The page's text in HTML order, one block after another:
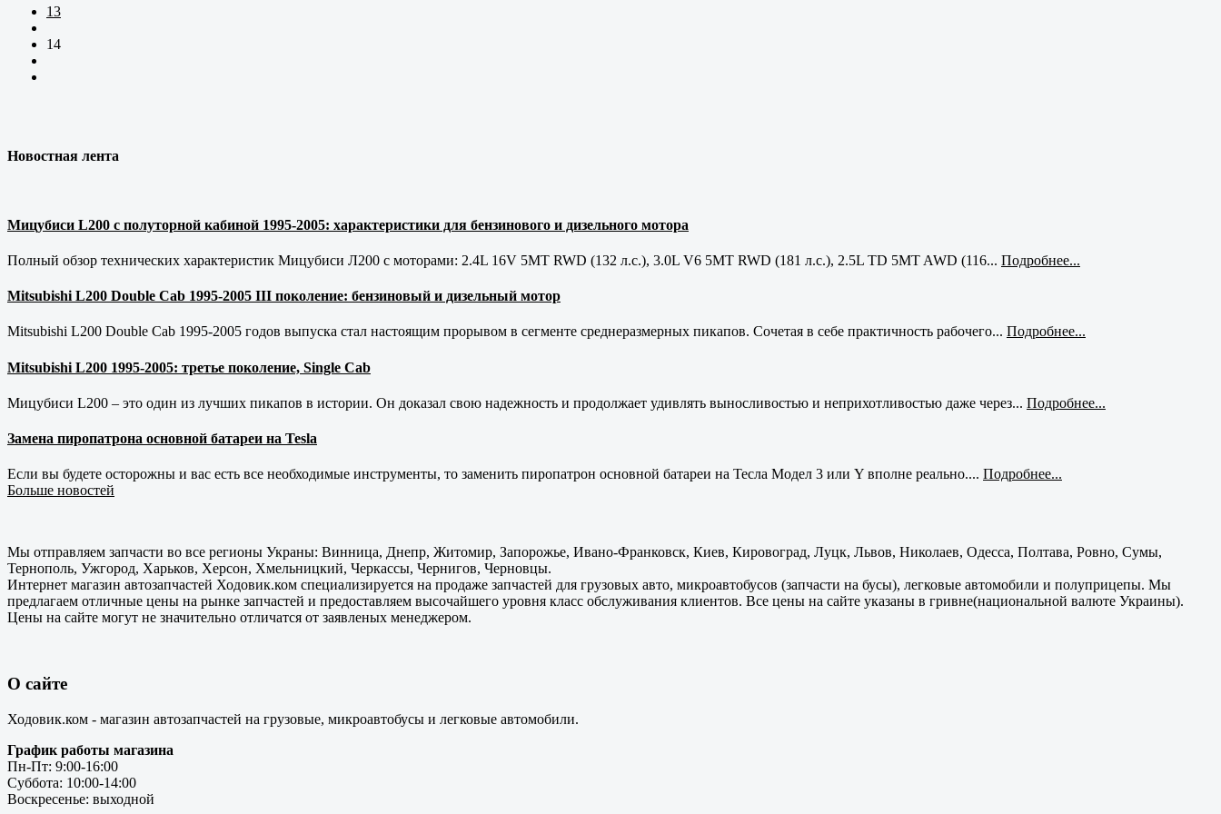
13
14
Новостная лента
Мицубиси L200 с полуторной кабиной 1995-2005: характеристики для бензинового и дизельного мотора
Полный обзор технических характеристик Мицубиси Л200 с моторами: 2.4L 16V 5MT RWD (132 л.с.), 3.0L V6 5MT RWD (181 л.с.), 2.5L TD 5MT AWD (116... Подробнее...
Mitsubishi L200 Double Cab 1995-2005 III поколение: бензиновый и дизельный мотор
Mitsubishi L200 Double Cab 1995-2005 годов выпуска стал настоящим прорывом в сегменте среднеразмерных пикапов. Сочетая в себе практичность рабочего... Подробнее...
Mitsubishi L200 1995-2005: третье поколение, Single Cab
Мицубиси L200 – это один из лучших пикапов в истории. Он доказал свою надежность и продолжает удивлять выносливостью и неприхотливостью даже через... Подробнее...
Замена пиропатрона основной батареи на Tesla
Если вы будете осторожны и вас есть все необходимые инструменты, то заменить пиропатрон основной батареи на Тесла Модел 3 или Y вполне реально.... Подробнее...
Больше новостей
Мы отправляем запчасти во все регионы Украны: Винница, Днепр, Житомир, Запорожье, Ивано-Франковск, Киев, Кировоград, Луцк, Львов, Николаев, Одесса, Полтава, Ровно, Сумы,
Тернополь, Ужгород, Харьков, Херсон, Хмельницкий, Черкассы, Чернигов, Черновцы.
Интернет магазин автозапчастей Ходовик.ком специализируется на продаже запчастей для грузовых авто, микроавтобусов (запчасти на бусы), легковые автомобили и полуприцепы. Мы
предлагаем отличные цены на рынке запчастей и предоставляем высочайшего уровня класс обслуживания клиентов. Все цены на сайте указаны в гривне(национальной валюте Украины).
Цены на сайте могут не значительно отличатся от заявленых менеджером.
О сайте
Ходовик.ком - магазин автозапчастей на грузовые, микроавтобусы и легковые автомобили.
График работы магазина
Пн-Пт: 9:00-16:00
Суббота: 10:00-14:00
Воскресенье: выходной